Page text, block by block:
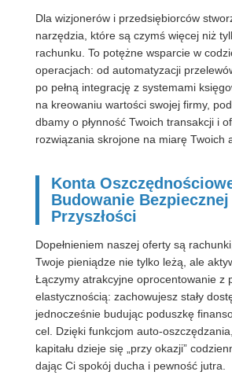
Dla wizjonerów i przedsiębiorców
narzędzia, które są czymś więcej niż
rachunku. To potężne wsparcie w
operacjach: od automatyzacji
po pełną integrację z systemami
na kreowaniu wartości swojej firmy,
dbamy o płynność Twoich transakcji i
rozwiązania skrojone na miarę Twoich
Konta
Budowanie Bezpiecznej
Przyszłości
Dopełnieniem naszej oferty są
Twoje pieniądze nie tylko leżą, ale
Łączymy atrakcyjne oprocentowanie z
elastycznością: zachowujesz stały
jednocześnie budując poduszkę
cel. Dzięki funkcjom auto-
kapitału dzieje się „przy okazji”
dając Ci spokój ducha i pewność jutra.